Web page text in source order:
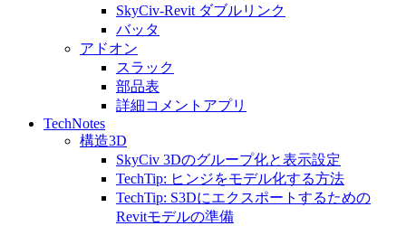
SkyCiv-Revit ダブルリンク
バッタ
アドオン
スラック
部品表
詳細コメントアプリ
TechNotes
構造3D
SkyCiv 3Dのグループ化と表示設定
TechTip: ヒンジをモデル化する方法
TechTip: S3Dにエクスポートするための
Revitモデルの準備